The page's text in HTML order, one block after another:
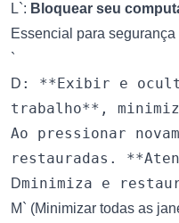
L`: Bloquear seu
Essencial para
`
D : **Exibir e
trabalho**,
Ao pressionar
restauradas.
Dminimiza e
M` (Minimizar todas as